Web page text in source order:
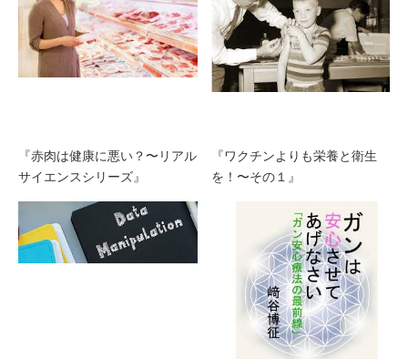
『赤肉は健康に悪い？〜リアル
サイエンスシリーズ』
『ワクチンよりも栄養と衛生
を！〜その１』